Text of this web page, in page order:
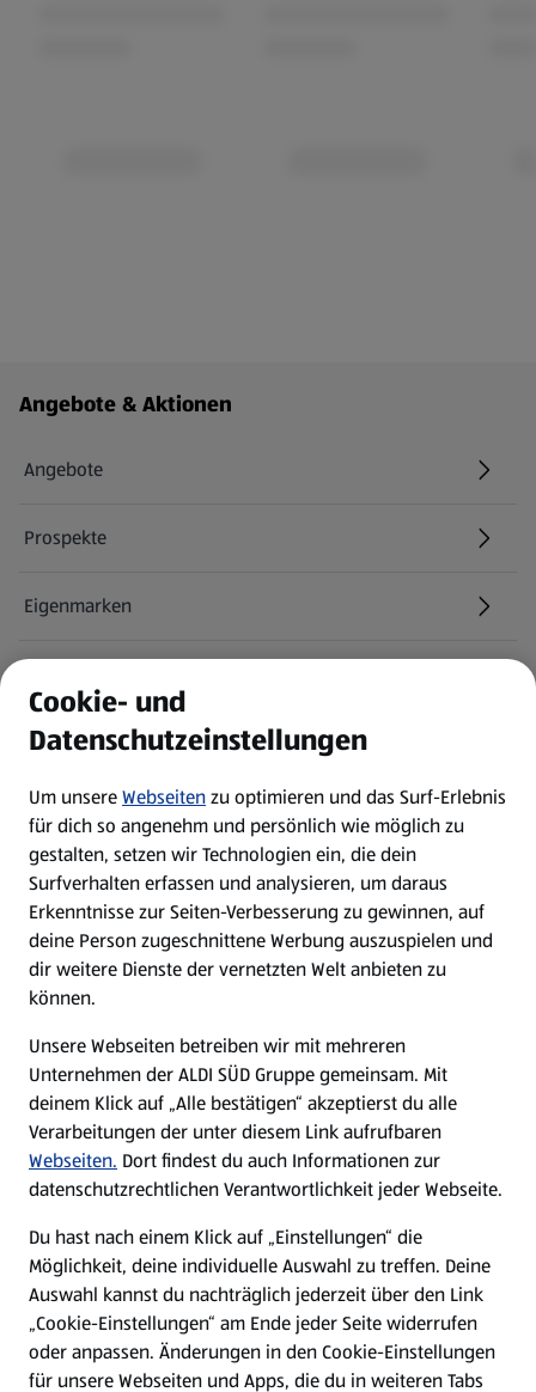
Fußzeilenmenü - weitere Links
Angebote & Aktionen
Angebote
Prospekte
Eigenmarken
Newsletter
WhatsApp
Über ALDI SÜD
Filialen
Nachhaltigkeit
Karriere
Presse
Hilfe & Kontakt
(öffnet in einem neuen Tab)
Unternehmen
Cookie- und
Datenschutzeinstellungen
Um unsereWebseitenzu optimieren und das Surf-Erlebnis
für dich so angenehm und persönlich wie möglich zu
gestalten, setzen wir Technologien ein, die dein
Surfverhalten erfassen und analysieren, um daraus
Erkenntnisse zur Seiten-Verbesserung zu gewinnen, auf
deine Person zugeschnittene Werbung auszuspielen und
dir weitere Dienste der vernetzten Welt anbieten zu
können.
Unsere Webseiten betreiben wir mit mehreren
Unternehmen der ALDI SÜD Gruppe gemeinsam. Mit
deinem Klick auf „Alle bestätigen“ akzeptierst du alle
Verarbeitungen der unter diesem Link aufrufbaren
Webseiten. Dort findest du auch Informationen zur
datenschutzrechtlichen Verantwortlichkeit jeder Webseite.
Du hast nach einem Klick auf „Einstellungen“ die
Möglichkeit, deine individuelle Auswahl zu treffen. Deine
Auswahl kannst du nachträglich jederzeit über den Link
„Cookie-Einstellungen“ am Ende jeder Seite widerrufen
oder anpassen. Änderungen in den Cookie-Einstellungen
für unsere Webseiten und Apps, die du in weiteren Tabs